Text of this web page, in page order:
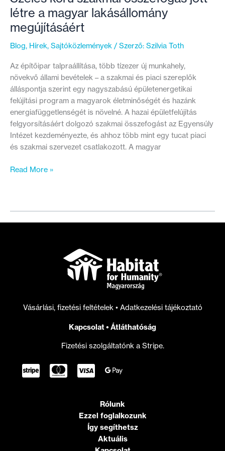
létre a magyar lakásállomány
megújításáért
Blog, Hírek, Sajtóközlemények / Szerző: Szilvia Toth
Az építőipar talpraállítása, több tízezer új munkahely,
növekvő állami bevételek – a szakmai és piaci szereplők
álláspontja szerint egy nagyszabású épületenergetikai
felújítási program a magyarok életminőségét és hazánk
energiafüggetlenségét is növelné. A hazai épületfelújítás
felgyorsításáért dolgozó szakmai összefogást az Egyensúly
Intézet kezdeményezte, és ahhoz több mint egy tucat piaci
és szakmai szervezet csatlakozott. A magyar
Széles
Read More »
Vásárlási, fizetési feltételek • Adatkezelési tájékoztató
Kapcsolat• Átláthatóság
Fizetési szolgáltatónk a Stripe.
Rólunk
Ezzel foglalkozunk
Így segíthetsz
Aktuális